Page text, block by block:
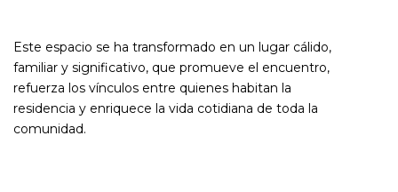
Este espacio se ha transformado en un lugar cálido,
familiar y significativo, que promueve el encuentro,
refuerza los vínculos entre quienes habitan la
residencia y enriquece la vida cotidiana de toda la
comunidad.